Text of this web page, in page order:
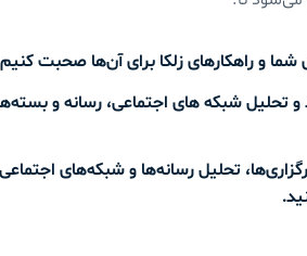
شما و راهکارهای زلکا برای آن‌ها صحبت
و تحلیل شبکه های اجتماعی، رسانه و
تحلیل رسانه‌ها و شبکه‌های